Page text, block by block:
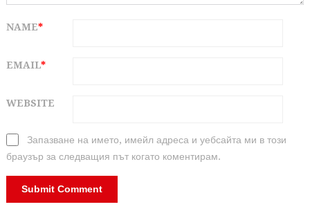
NAME*
EMAIL*
WEBSITE
Запазване на името, имейл адреса и уебсайта ми в този
браузър за следващия път когато коментирам.